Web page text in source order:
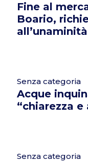
Fine al
Boario,
Senza categoria
Acque
“chiarezza
Senza categoria